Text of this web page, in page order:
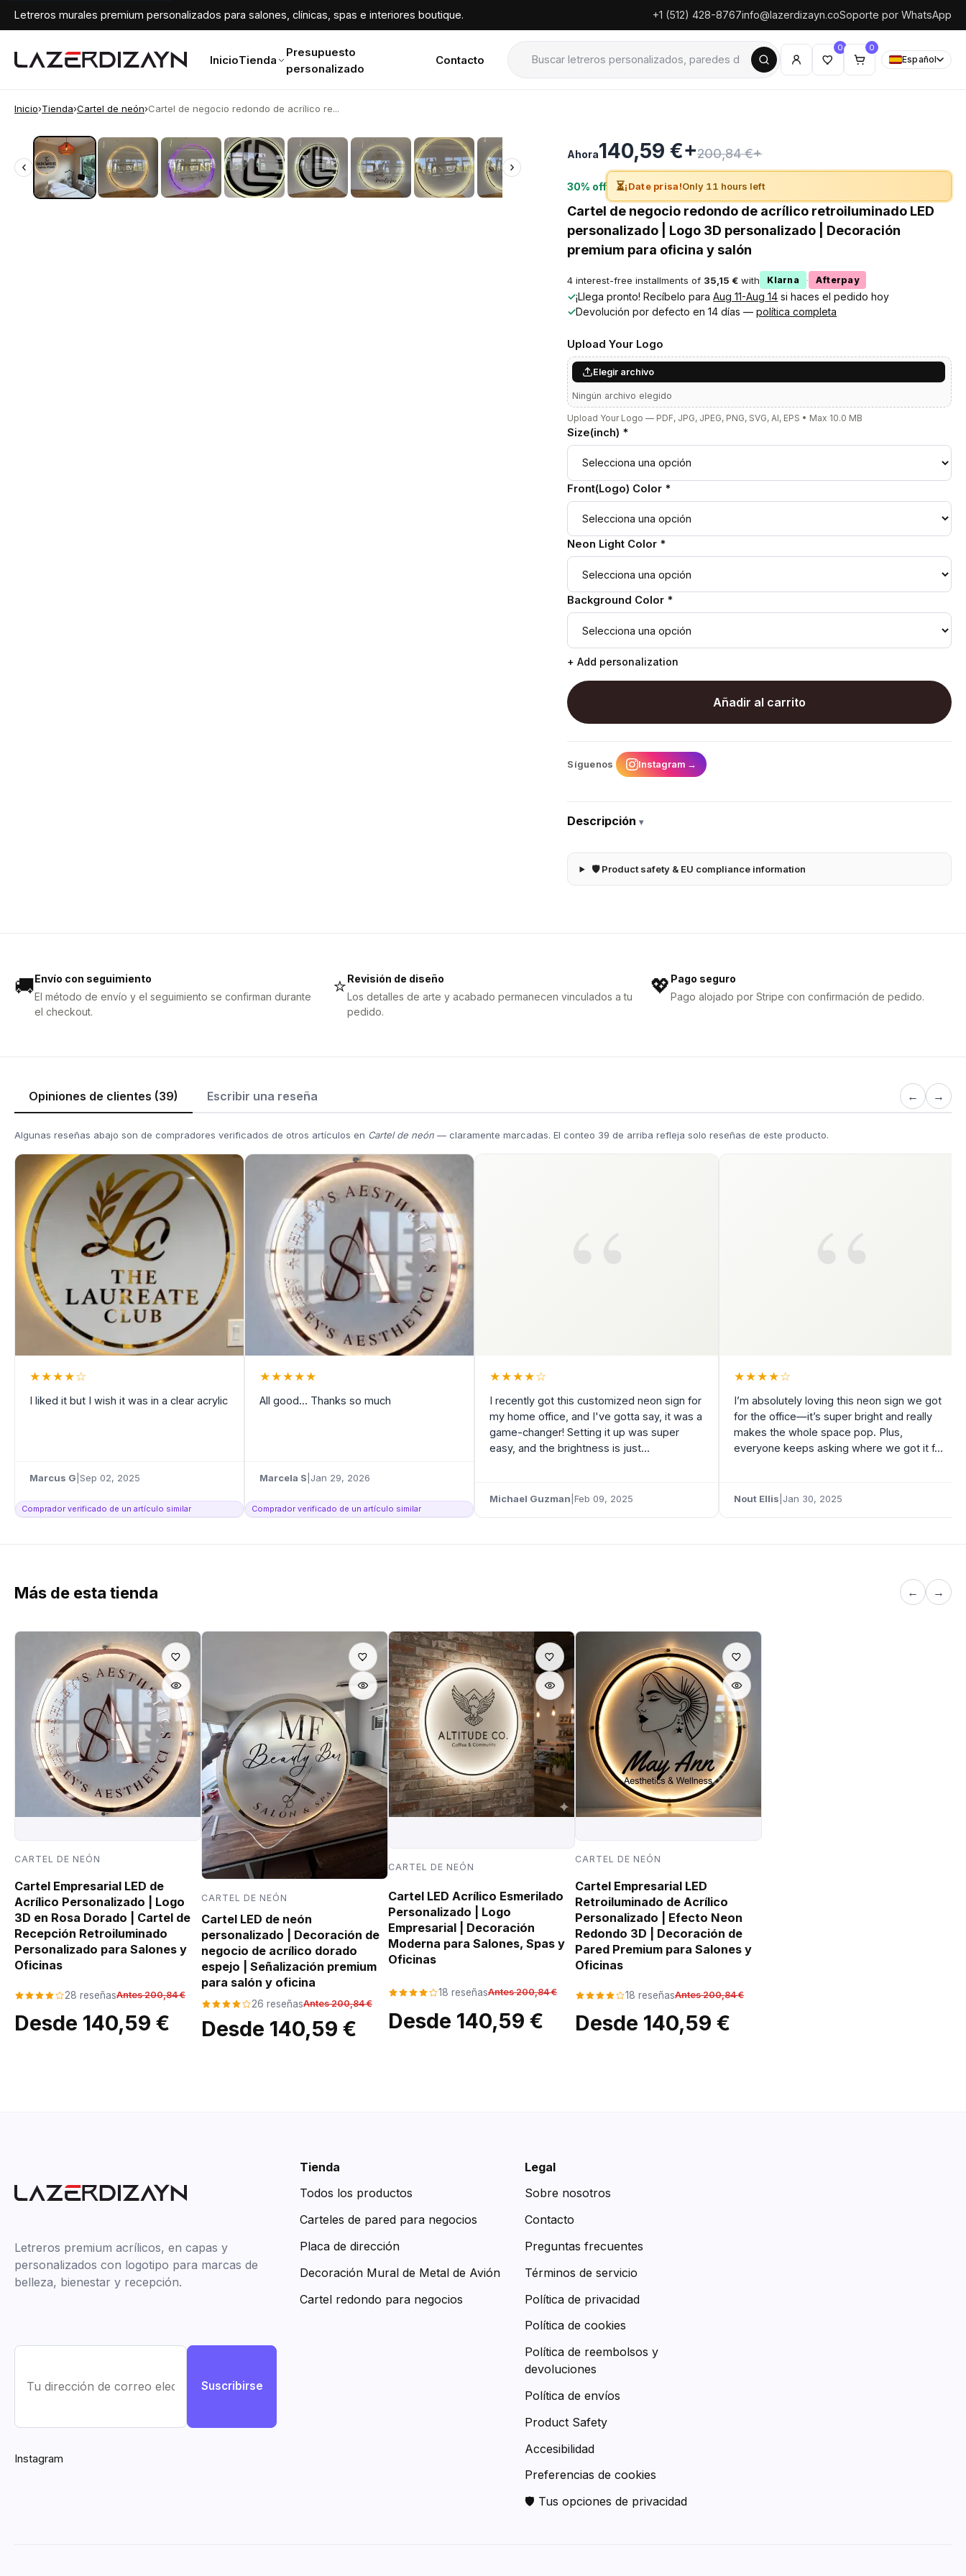
Letreros murales premium personalizados para salones, clínicas, spas e interiores boutique. +1 (512) 428-8767info@lazerdizayn.coSoporte por WhatsApp
InicioTienda
Presupuesto
personalizado
Contacto
0 0
Español
Inicio›Tienda›Cartel de neón›Cartel de negocio redondo de acrílico re...
‹ ›
‹ ›
Ahora140,59 €+200,84 €+
30% off ⏳¡Date prisa!Only 11 hours left
Cartel de negocio redondo de acrílico retroiluminado LED
personalizado | Logo 3D personalizado | Decoración
premium para oficina y salón
4 interest-free installments of 35,15 € with Klarna · Afterpay
✓¡Llega pronto! Recíbelo paraAug 11-Aug 14 si haces el pedido hoy
✓Devolución por defecto en 14 días —política completa
Upload Your Logo
Elegir archivo
Ningún archivo elegido
Upload Your Logo — PDF, JPG, JPEG, PNG, SVG, AI, EPS • Max 10.0 MB
Size(inch) *
Front(Logo) Color *
Neon Light Color *
Background Color *
+ Add personalization
Añadir al carrito
Síguenos Instagram →
Descripción▾
🛡 Product safety & EU compliance information
🚚Envío con seguimiento
El método de envío y el seguimiento se confirman durante
el checkout.
⭐Revisión de diseño
Los detalles de arte y acabado permanecen vinculados a tu
pedido.
💖Pago seguro
Pago alojado por Stripe con confirmación de pedido.
Opiniones de clientes (39) Escribir una reseña ← →
Algunas reseñas abajo son de compradores verificados de otros artículos en Cartel de neón — claramente marcadas. El conteo 39 de arriba refleja solo reseñas de este producto.
★★★★☆
I liked it but I wish it was in a clear acrylic
Marcus G Sep 02, 2025
Comprador verificado de un artículo similar
★★★★★
All good... Thanks so much
Marcela S Jan 29, 2026
Comprador verificado de un artículo similar
★★★★☆
I recently got this customized neon sign for
my home office, and I've gotta say, it was a
game-changer! Setting it up was super
easy, and the brightness is just...
Michael Guzman Feb 09, 2025
★★★★☆
I’m absolutely loving this neon sign we got
for the office—it’s super bright and really
makes the whole space pop. Plus,
everyone keeps asking where we got it f...
Nout Ellis Jan 30, 2025
Más de esta tienda ← →
CARTEL DE NEÓN
Cartel Empresarial LED de
Acrílico Personalizado | Logo
3D en Rosa Dorado | Cartel de
Recepción Retroiluminado
Personalizado para Salones y
Oficinas
28 reseñasAntes 200,84 €
Desde 140,59 €
CARTEL DE NEÓN
Cartel LED de neón
personalizado | Decoración de
negocio de acrílico dorado
espejo | Señalización premium
para salón y oficina
26 reseñasAntes 200,84 €
Desde 140,59 €
CARTEL DE NEÓN
Cartel LED Acrílico Esmerilado
Personalizado | Logo
Empresarial | Decoración
Moderna para Salones, Spas y
Oficinas
18 reseñasAntes 200,84 €
Desde 140,59 €
CARTEL DE NEÓN
Cartel Empresarial LED
Retroiluminado de Acrílico
Personalizado | Efecto Neon
Redondo 3D | Decoración de
Pared Premium para Salones y
Oficinas
18 reseñasAntes 200,84 €
Desde 140,59 €
Letreros premium acrílicos, en capas y
personalizados con logotipo para marcas de
belleza, bienestar y recepción.
Suscribirse
Instagram
Tienda
Todos los productos
Carteles de pared para negocios
Placa de dirección
Decoración Mural de Metal de Avión
Cartel redondo para negocios
Legal
Sobre nosotros
Contacto
Preguntas frecuentes
Términos de servicio
Política de privacidad
Política de cookies
Política de reembolsos y
devoluciones
Política de envíos
Product Safety
Accesibilidad
Preferencias de cookies
🛡 Tus opciones de privacidad